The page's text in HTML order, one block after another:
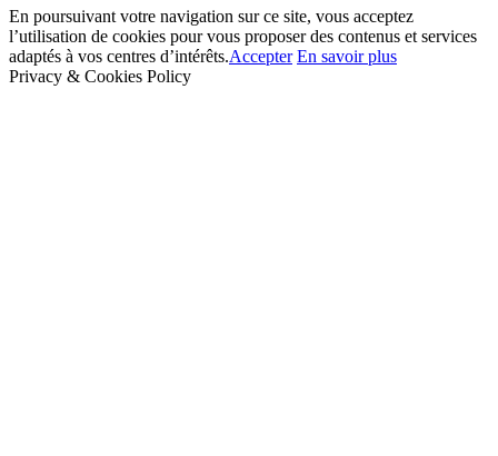
En poursuivant votre navigation sur ce site, vous acceptez
l’utilisation de cookies pour vous proposer des contenus et services
adaptés à vos centres d’intérêts.Accepter En savoir plus
Privacy & Cookies Policy